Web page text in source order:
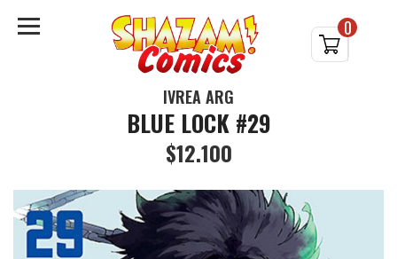
0
IVREA ARG
BLUE LOCK #29
$12.100